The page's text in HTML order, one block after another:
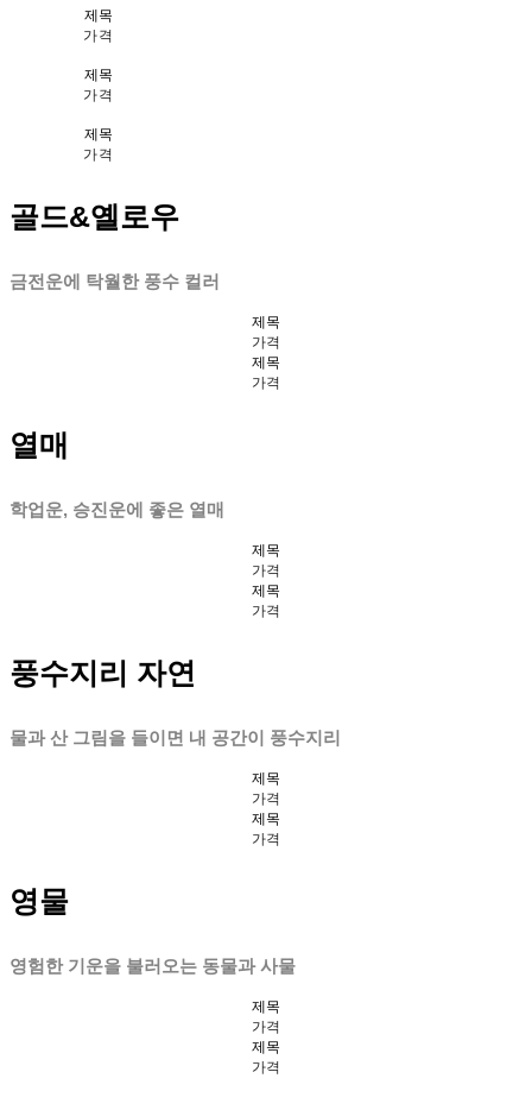
제목
가격
제목
가격
제목
가격
골드&옐로우
금전운에 탁월한 풍수 컬러
제목
가격
제목
가격
열매
학업운, 승진운에 좋은 열매
제목
가격
제목
가격
풍수지리 자연
물과 산 그림을 들이면 내 공간이 풍수지리
제목
가격
제목
가격
영물
영험한 기운을 불러오는 동물과 사물
제목
가격
제목
가격